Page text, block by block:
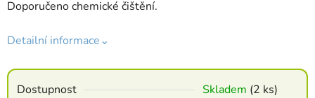
Doporučeno chemické čištění.
Detailní informace⌄
Dostupnost Skladem (2 ks)